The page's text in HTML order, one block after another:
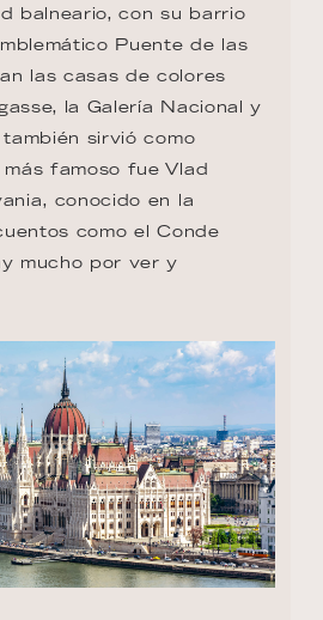
balneario, con su barrio
Puente de las
las casas de colores
la Galería Nacional y
sirvió como
famoso fue Vlad
conocido en la
como el Conde
mucho por ver y